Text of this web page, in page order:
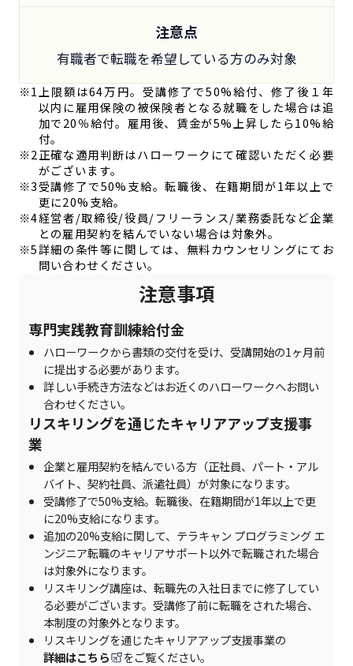
注意点
有職者で転職を希望している方のみ対象
※1 上限額は64万円。受講修了で50%給付、修了後１年
以内に雇用保険の被保険者となる就職をした場合は追
加で20％給付。雇用後、賃金が5%上昇したら10%給
付。
※2正確な適用判断はハローワークにて確認いただく必要
がございます。
※3受講修了で50%支給。転職後、在籍期間が1年以上で
更に20%支給。
※4経営者/取締役/役員/フリーランス/業務委託など企業
との雇用契約を結んでいない場合は対象外。
※5詳細の条件等に関しては、無料カウンセリングにてお
問い合わせください。
注意事項
専門実践教育訓練給付金
ハローワークから書類の交付を受け、受講開始の1ヶ月前
に提出する必要があります。
詳しい手続き方法などはお近くのハローワークへお問い
合わせください。
リスキリングを通じたキャリアアップ支援事
業
企業と雇用契約を結んでいる方（正社員、パート・アル
バイト、契約社員、派遣社員）が対象になります。
受講修了で50%支給。転職後、在籍期間が1年以上で更
に20%支給になります。
追加の20%支給に関して、テラキャン プログラミング エ
ンジニア転職のキャリアサポート以外で転職された場合
は対象外になります。
リスキリング講座は、転職先の入社日までに修了してい
る必要がございます。受講修了前に転職をされた場合、
本制度の対象外となります。
リスキリングを通じたキャリアアップ支援事業の
詳細はこちら
をご覧ください。